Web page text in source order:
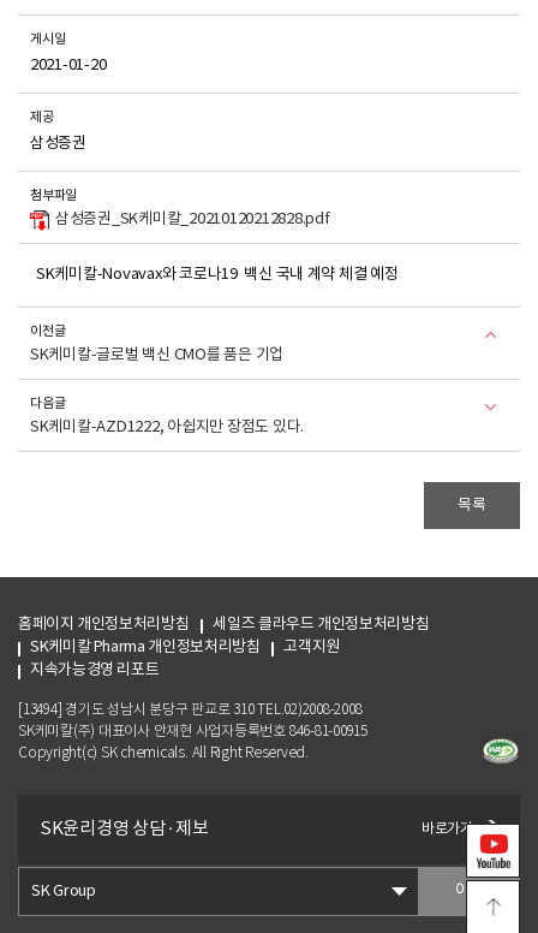
게시일
2021-01-20
제공
삼성증권
첨부파일
삼성증권_SK케미칼_20210120212828.pdf
SK케미칼-Novavax와 코로나19 백신 국내 계약 체결 예정
이전글
SK케미칼-글로벌 백신 CMO를 품은 기업
다음글
SK케미칼-AZD1222, 아쉽지만 장점도 있다.
목록
홈페이지 개인정보처리방침
세일즈 클라우드 개인정보처리방침
SK케미칼 Pharma 개인정보처리방침
고객지원
지속가능경영 리포트
[13494] 경기도 성남시 분당구 판교로 310 TEL.02)2008-2008
SK케미칼(주) 대표이사 안재현 사업자등록번호 846-81-00915
Copyright(c) SK chemicals. All Right Reserved.
SK윤리경영 상담 · 제보 바로가기
이동